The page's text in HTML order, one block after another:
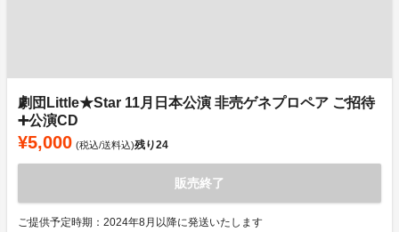
劇団Little★Star 11月日本公演 非売ゲネプロペア ご招待
➕公演CD
¥5,000 (税込/送料込)残り24
販売終了
ご提供予定時期：2024年8月以降に発送いたします